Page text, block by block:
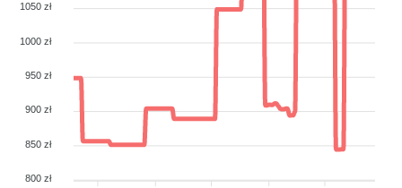
1050 zł
1000 zł
950 zł
900 zł
850 zł
800 zł